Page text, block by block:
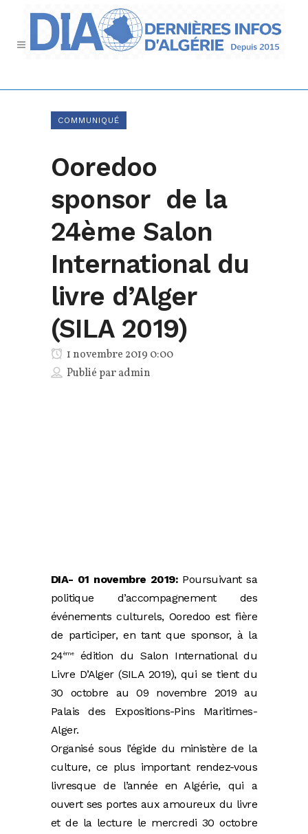
COMMUNIQUÉ
Ooredoo
sponsor de la
24ème Salon
International du
livre d’Alger
(SILA 2019)
1 novembre 2019 0:00
Publié paradmin
DIA- 01 novembre 2019:Poursuivant sa
politique d’accompagnement des
événements culturels, Ooredoo est fière
de participer, en tant que sponsor, à la
24èmeédition du Salon International du
Livre D’Alger (SILA 2019), qui se tient du
30 octobre au 09 novembre 2019 au
Palais des Expositions-Pins Maritimes-
Alger.
Organisé sous l’égide du ministère de la
culture, ce plus important rendez-vous
livresque de l’année en Algérie, qui a
ouvert ses portes aux amoureux du livre
et de la lecture le mercredi 30 octobre